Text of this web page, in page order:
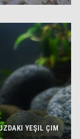
YEŞIL ÇIM